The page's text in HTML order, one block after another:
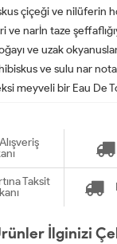
çiçeği ve nilüferin
ve narİn taze
ve uzak
ve sulu nar
meyveli bir Eau De
Taksit
İlginizi